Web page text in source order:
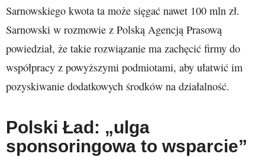
Sarnowskiego kwota ta może sięgać nawet 100 mln zł.
Sarnowski w rozmowie z Polską Agencją Prasową
powiedział, że takie rozwiązanie ma zachęcić firmy do
współpracy z powyższymi podmiotami, aby ułatwić im
pozyskiwanie dodatkowych środków na działalność.
Polski Ład: „ulga
sponsoringowa to wsparcie”